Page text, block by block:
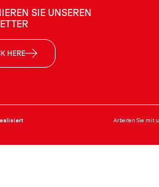
SIE UNSEREN
HERE
Arbeiten Sie mit